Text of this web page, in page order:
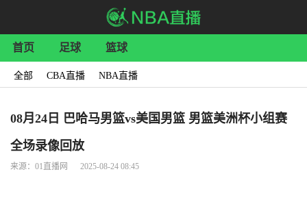
首页 足球 篮球
全部 CBA直播 NBA直播
08月24日 巴哈马男篮vs美国男篮 男篮美洲杯小组赛
全场录像回放
来源：01直播网 2025-08-24 08:45